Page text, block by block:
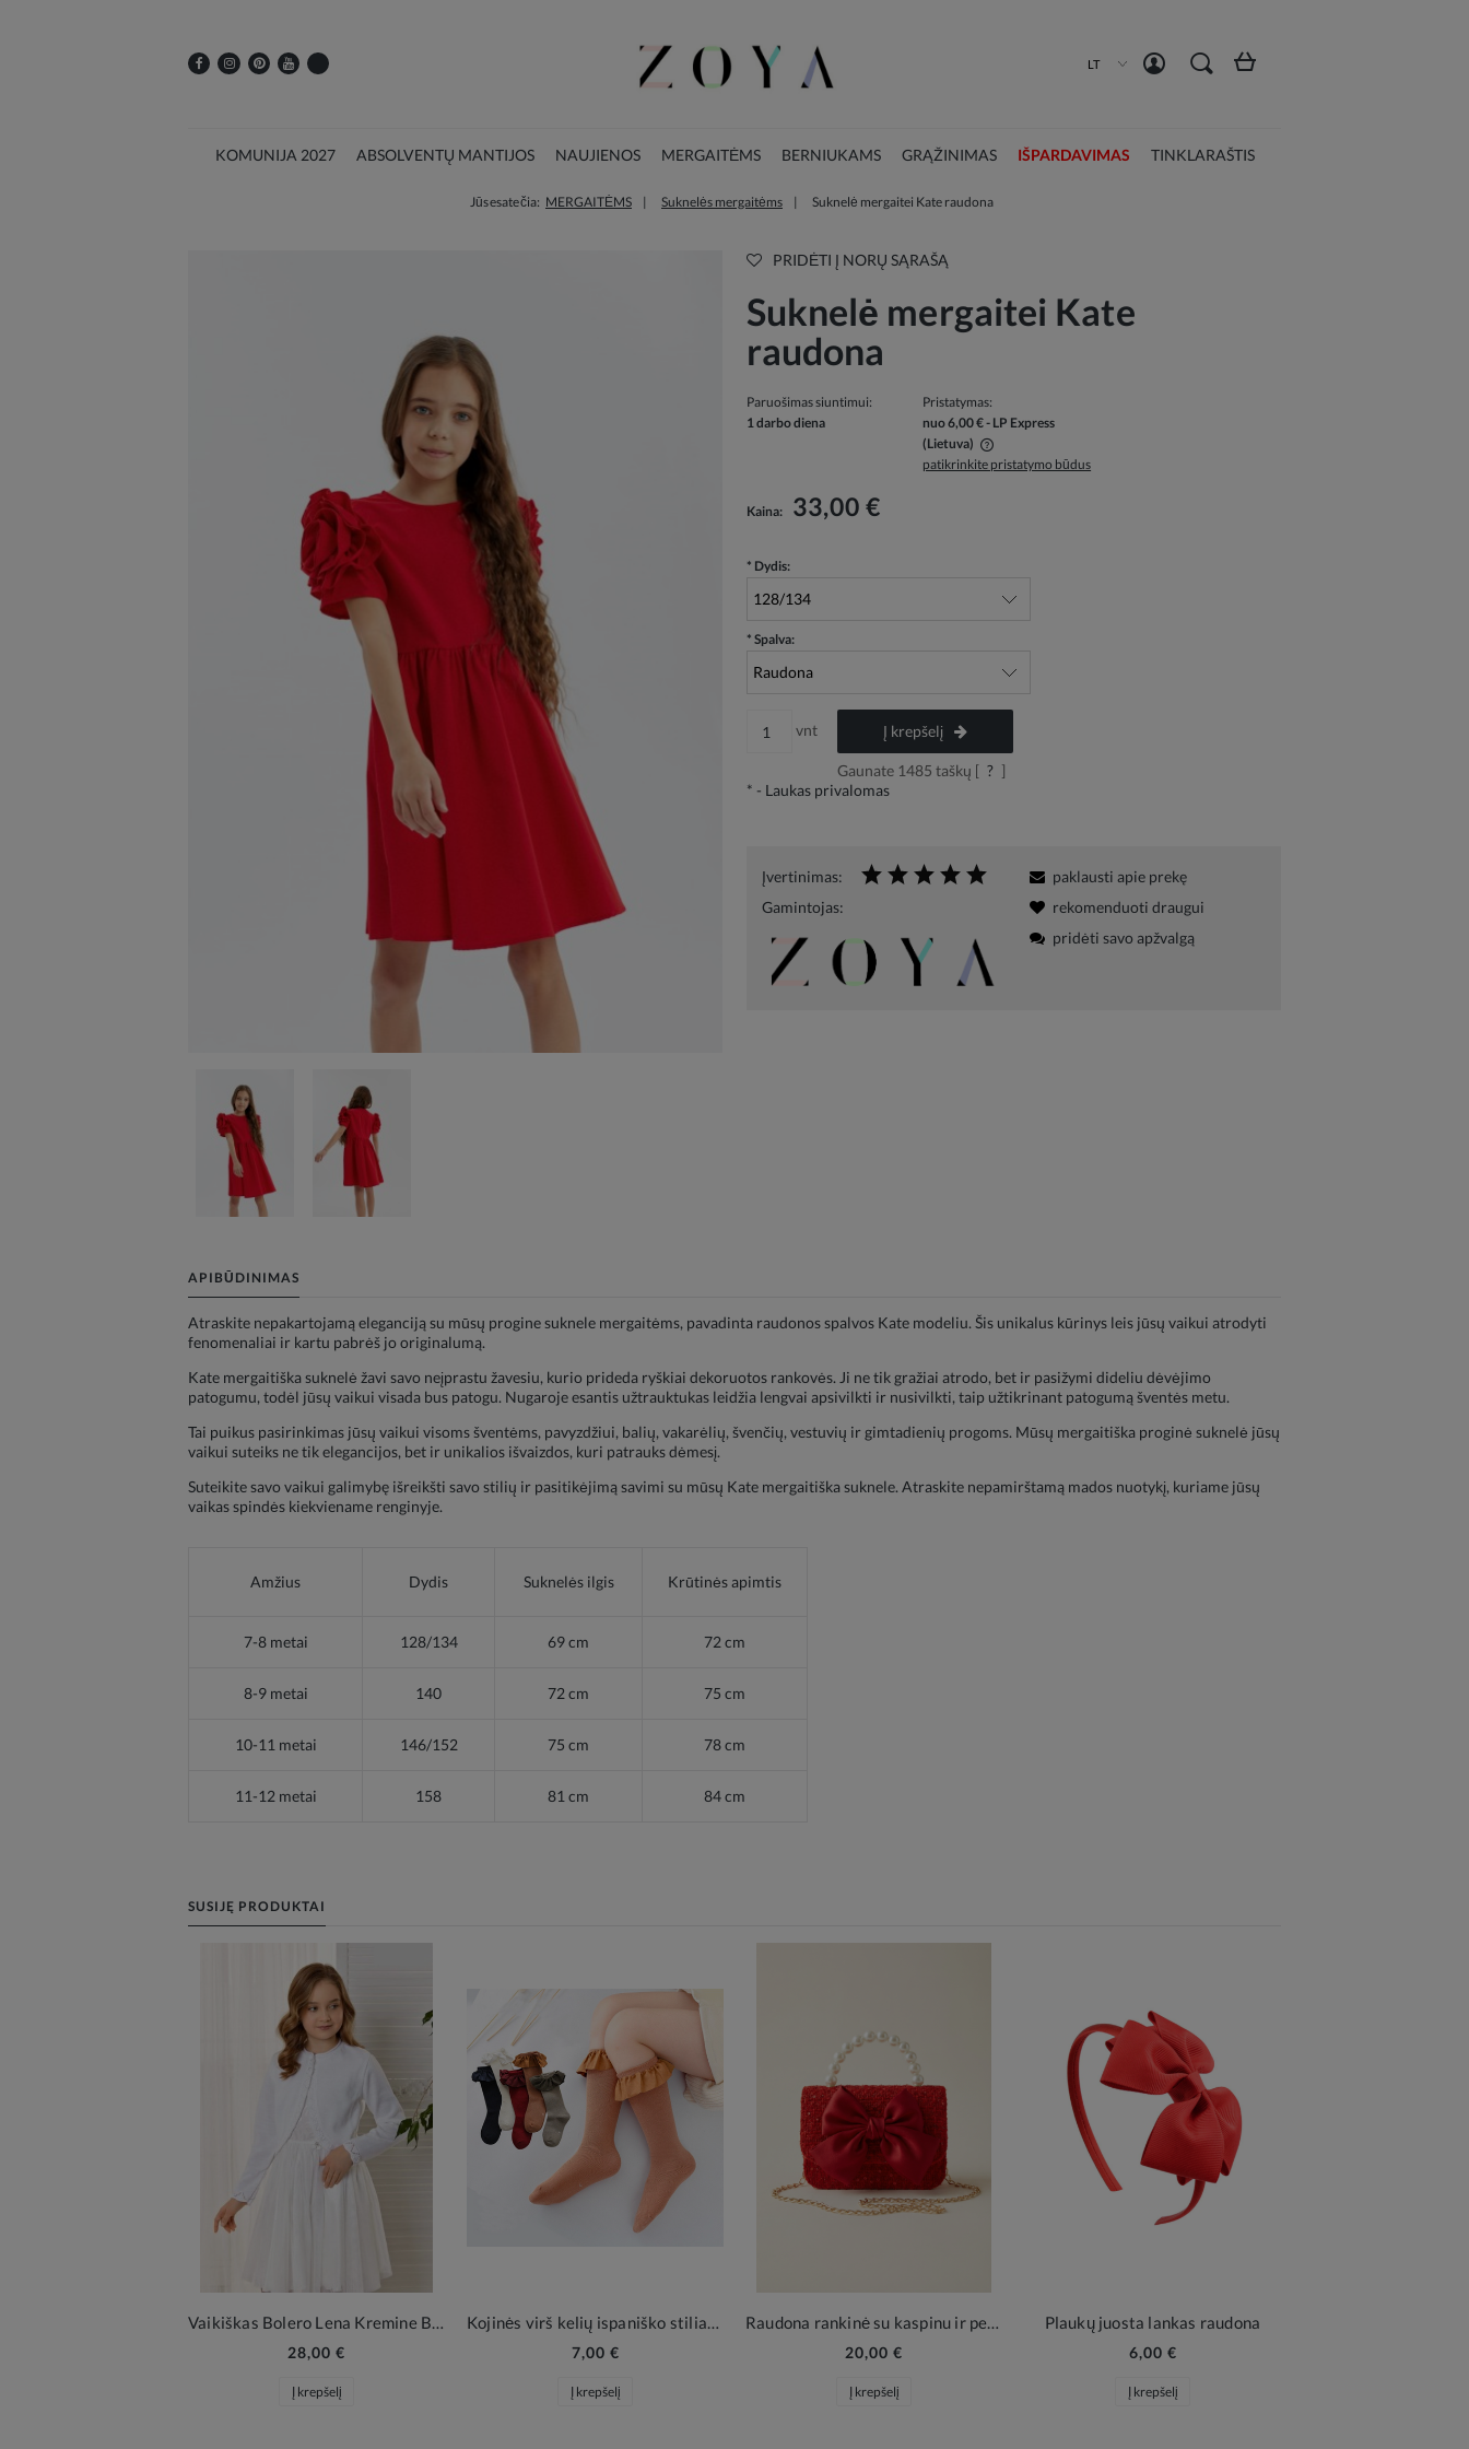
LT
KOMUNIJA 2027 ABSOLVENTŲ MANTIJOS NAUJIENOS MERGAITĖMS BERNIUKAMS GRĄŽINIMAS IŠPARDAVIMAS TINKLARAŠTIS
Jūs esate čia: MERGAITĖMS Suknelės mergaitėms Suknelė mergaitei Kate raudona
PRIDĖTI Į NORŲ SĄRAŠĄ
Suknelė mergaitei Kate
raudona
Paruošimas siuntimui:
1 darbo diena
Pristatymas:
nuo 6,00 €- LP Express
(Lietuva)
išlaidos
patikrinkite pristatymo būdus
Kaina: 33,00 €
* Dydis:
* Spalva:
vnt Į krepšelį
Gaunate 1485 taškų [ ? ]
* - Laukas privalomas
Įvertinimas:
Gamintojas:
paklausti apie prekę
rekomenduoti draugui
pridėti savo apžvalgą
APIBŪDINIMAS
Atraskite nepakartojamą eleganciją su mūsų progine suknele mergaitėms, pavadinta raudonos spalvos Kate modeliu. Šis unikalus kūrinys leis jūsų vaikui atrodyti
fenomenaliai ir kartu pabrėš jo originalumą.
Kate mergaitiška suknelė žavi savo neįprastu žavesiu, kurio prideda ryškiai dekoruotos rankovės. Ji ne tik gražiai atrodo, bet ir pasižymi dideliu dėvėjimo
patogumu, todėl jūsų vaikui visada bus patogu. Nugaroje esantis užtrauktukas leidžia lengvai apsivilkti ir nusivilkti, taip užtikrinant patogumą šventės metu.
Tai puikus pasirinkimas jūsų vaikui visoms šventėms, pavyzdžiui, balių, vakarėlių, švenčių, vestuvių ir gimtadienių progoms. Mūsų mergaitiška proginė suknelė jūsų
vaikui suteiks ne tik elegancijos, bet ir unikalios išvaizdos, kuri patrauks dėmesį.
Suteikite savo vaikui galimybę išreikšti savo stilių ir pasitikėjimą savimi su mūsų Kate mergaitiška suknele. Atraskite nepamirštamą mados nuotykį, kuriame jūsų
vaikas spindės kiekviename renginyje.
Amžius Dydis Suknelės ilgis Krūtinės apimtis
7-8 metai 128/134 69 cm 72 cm
8-9 metai 140 72 cm 75 cm
10-11 metai 146/152 75 cm 78 cm
11-12 metai 158 81 cm 84 cm
SUSIJĘ PRODUKTAI
28,00 €
Į krepšelį
7,00 €
Į krepšelį
20,00 €
Į krepšelį
Plaukų juosta lankas raudona
6,00 €
Į krepšelį